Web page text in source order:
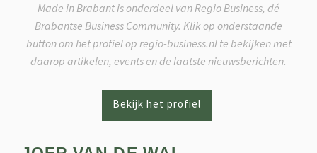
Made in Brabant is onderdeel van Regio Business, dé
Brabantse Business Community. Klik op onderstaande
button om het profiel op regio-business.nl te bekijken met
daarop artikelen, events en de laatste nieuwsberichten.